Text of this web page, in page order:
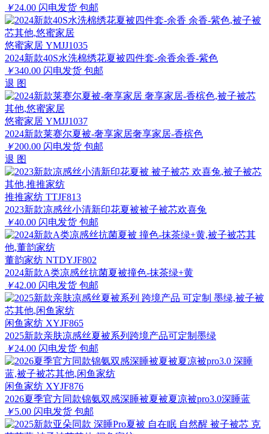
￥24.00 闪电发货 包邮
悠蜜家居 YMJJ1035
2024新款40S水洗棉绣花夏被四件套-余香余香-紫色
￥340.00 闪电发货 包邮
退 图
悠蜜家居 YMJJ1037
2024新款莱赛尔夏被-奢享家居奢享家居-香槟色
￥200.00 闪电发货 包邮
退 图
推推家纺 TTJF813
2023新款凉感丝小清新印花夏被被子被芯欢喜兔
￥40.00 闪电发货 包邮
董韵家纺 NTDYJF802
2024新款A类凉感丝抗菌夏被撞色-抹茶绿+黄
￥42.00 闪电发货 包邮
闲鱼家纺 XYJF865
2025新款亲肤凉感丝夏被系列跨境产品可定制墨绿
￥24.00 闪电发货 包邮
闲鱼家纺 XYJF876
2026夏季官方同款锦氨双感深睡被夏被夏凉被pro3.0深睡蓝
￥5.00 闪电发货 包邮